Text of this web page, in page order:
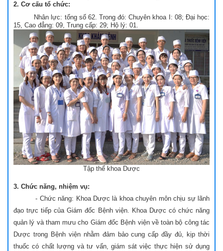
2. Cơ cấu tổ chức:
Nhân lực: tổng số 62. Trong đó: Chuyên khoa I: 08; Đại học:
15, Cao đẳng: 09, Trung cấp: 29; Hộ lý: 01.
Tập thể khoa Dược
3. Chức năng, nhiệm vụ:
- Chức năng: Khoa Dược là khoa chuyên môn chịu sự lãnh
đạo trực tiếp của Giám đốc Bệnh viện. Khoa Dược có chức năng
quản lý và tham mưu cho Giám đốc Bệnh viện về toàn bộ công tác
Dược trong Bệnh viện nhằm đảm bảo cung cấp đầy đủ, kịp thời
thuốc có chất lượng và tư vấn, giám sát việc thực hiện sử dụng